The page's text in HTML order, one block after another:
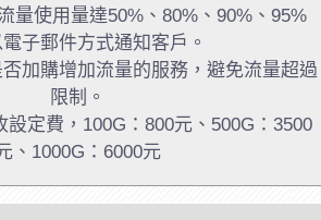
量使用量達50%、80%、90%、95%
子郵件方式通知客戶。
加購增加流量的服務，避免流量超過
限制。
定費，100G：800元、500G：3500
、1000G：6000元